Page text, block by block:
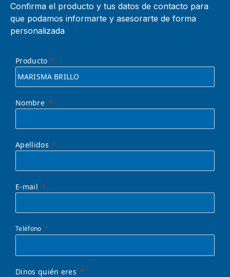
Confirma el producto y tus datos de contacto para
que podamos informarte y asesorarte de forma
personalizada
Producto
Nombre
Apellidos
E-mail
Teléfono
Dinos quién eres